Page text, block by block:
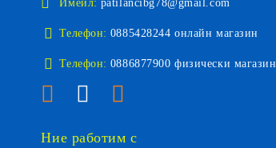
Имейл: patilancibg78@gmail.com
Телефон: 0885428244 онлайн магазин
Телефон: 0886877900 физически магазин
Ние работим с